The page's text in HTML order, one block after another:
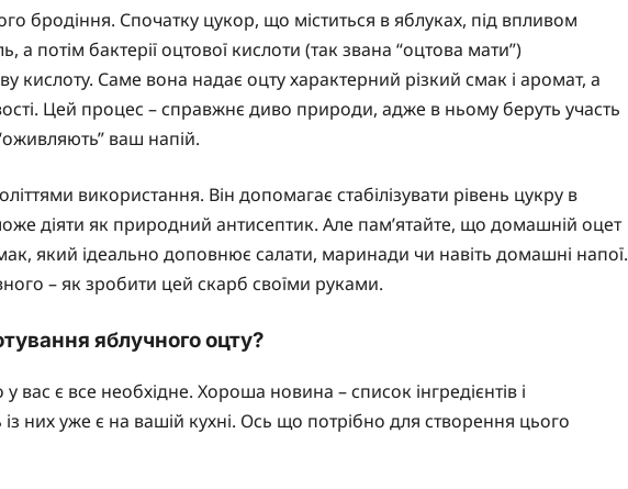
бродіння. Спочатку цукор, що міститься в яблуках, під впливом
а потім бактерії оцтової кислоти (так звана “оцтова мати”)
кислоту. Саме вона надає оцту характерний різкий смак і аромат, а
Цей процес – справжнє диво природи, адже в ньому беруть участь
ваш напій.
використання. Він допомагає стабілізувати рівень цукру в
діяти як природний антисептик. Але пам’ятайте, що домашній оцет
який ідеально доповнює салати, маринади чи навіть домашні напої.
– як зробити цей скарб своїми руками.
яблучного оцту?
є все необхідне. Хороша новина – список інгредієнтів і
із них уже є на вашій кухні. Ось що потрібно для створення цього